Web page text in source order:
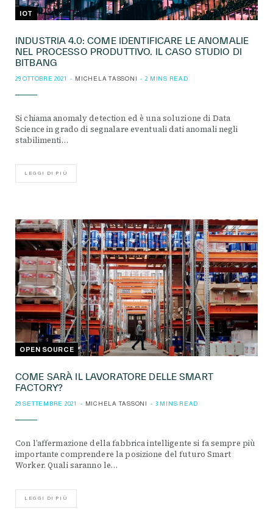
IOT
INDUSTRIA 4.0: COME IDENTIFICARE LE ANOMALIE
NEL PROCESSO PRODUTTIVO. IL CASO STUDIO DI
BITBANG
29 OTTOBRE 2021 MICHELA TASSONI 2 MINS READ
Si chiama anomaly detection ed è una soluzione di Data
Science in grado di segnalare eventuali dati anomali negli
stabilimenti…
LEGGI DI PIÙ
OPEN SOURCE
COME SARÀ IL LAVORATORE DELLE SMART
FACTORY?
29 SETTEMBRE 2021 MICHELA TASSONI 3 MINS READ
Con l’affermazione della fabbrica intelligente si fa sempre più
importante comprendere la posizione del futuro Smart
Worker. Quali saranno le…
LEGGI DI PIÙ